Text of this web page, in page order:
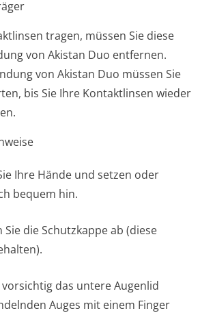
tragen, müssen Sie diese
von Akistan Duo entfernen.
von Akistan Duo müssen Sie
bis Sie Ihre Kontaktlinsen wieder
Ihre Hände und setzen oder
bequem hin.
Sie die Schutzkappe ab (diese
vorsichtig das untere Augenlid
Auges mit einem Finger